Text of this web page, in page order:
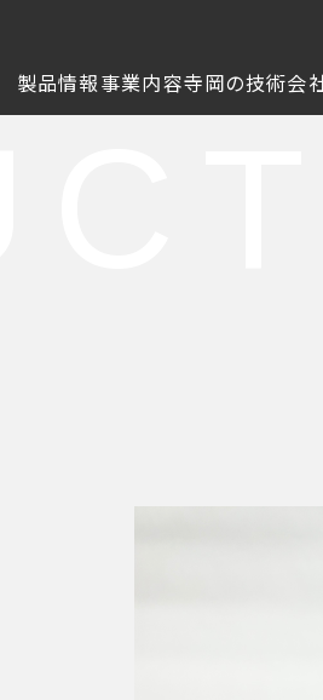
製品情報事業内容寺岡の技術会